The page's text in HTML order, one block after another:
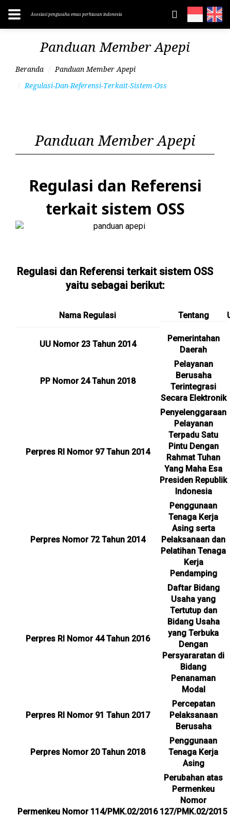
Asosiasi pengusaha emas perhiasan indonesia
Panduan Member Apepi
Beranda
Panduan Member Apepi
Regulasi-Dan-Referensi-Terkait-Sistem-Oss
Panduan Member Apepi
Regulasi dan Referensi
terkait sistem OSS
Regulasi dan Referensi terkait sistem OSS
yaitu sebagai berikut:
Nama Regulasi Tentang
UU Nomor 23 Tahun 2014
Pemerintahan
Daerah
PP Nomor 24 Tahun 2018
Pelayanan
Berusaha
Terintegrasi
Secara Elektronik
Perpres RI Nomor 97 Tahun 2014
Penyelenggaraan
Pelayanan
Terpadu Satu
Pintu Dengan
Rahmat Tuhan
Yang Maha Esa
Presiden Republik
Indonesia
Perpres Nomor 72 Tahun 2014
Penggunaan
Tenaga Kerja
Asing serta
Pelaksanaan dan
Pelatihan Tenaga
Kerja
Pendamping
Perpres RI Nomor 44 Tahun 2016
Daftar Bidang
Usaha yang
Tertutup dan
Bidang Usaha
yang Terbuka
Dengan
Persyararatan di
Bidang
Penanaman
Modal
Perpres RI Nomor 91 Tahun 2017
Percepatan
Pelaksanaan
Berusaha
Perpres Nomor 20 Tahun 2018
Penggunaan
Tenaga Kerja
Asing
Permenkeu Nomor 114/PMK.02/2016
Perubahan atas
Permenkeu
Nomor
127/PMK.02/2015